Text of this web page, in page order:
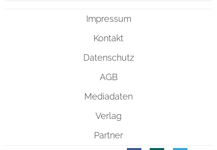
Impressum
Kontakt
Datenschutz
AGB
Mediadaten
Verlag
Partner